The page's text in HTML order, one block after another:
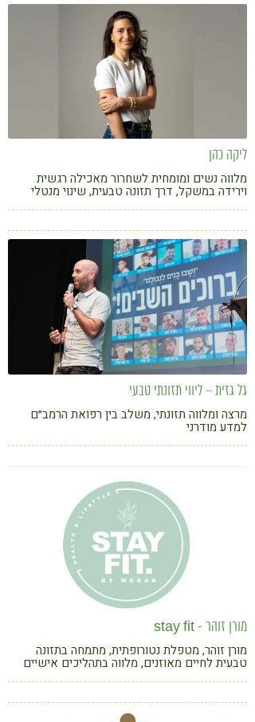
טבעונות
ליקה כהן
מלווה נשים ומומחית לשחרור מאכילה רגשית
וירידה במשקל, דרך תזונה טבעית, שינוי מנטלי
מאבק, ליצירת זהות חדשה של האישה שהן
שואפות להיות.
גל גזית – ליווי תזונתי טבעי
מרצה ומלווה תזונתי, משלב בין רפואת הרמב״ם
למדע מודרני
מורן זוהר - stay fit
מורן זוהר, מטפלת נטורופתית, מתמחה בתזונה
טבעית לחיים מאוזנים, מלווה בתהליכים אישיים